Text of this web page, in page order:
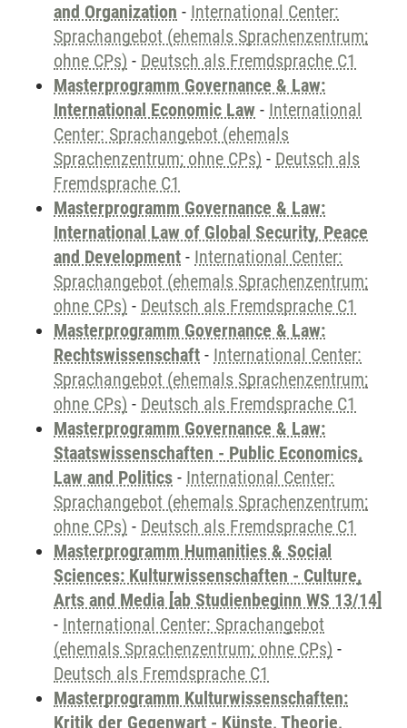
and Organization - International Center:
Sprachangebot (ehemals Sprachenzentrum;
ohne CPs) - Deutsch als Fremdsprache C1
Masterprogramm Governance & Law:
International Economic Law - International
Center: Sprachangebot (ehemals
Sprachenzentrum; ohne CPs) - Deutsch als
Fremdsprache C1
Masterprogramm Governance & Law:
International Law of Global Security, Peace
and Development - International Center:
Sprachangebot (ehemals Sprachenzentrum;
ohne CPs) - Deutsch als Fremdsprache C1
Masterprogramm Governance & Law:
Rechtswissenschaft - International Center:
Sprachangebot (ehemals Sprachenzentrum;
ohne CPs) - Deutsch als Fremdsprache C1
Masterprogramm Governance & Law:
Staatswissenschaften - Public Economics,
Law and Politics - International Center:
Sprachangebot (ehemals Sprachenzentrum;
ohne CPs) - Deutsch als Fremdsprache C1
Masterprogramm Humanities & Social
Sciences: Kulturwissenschaften - Culture,
Arts and Media [ab Studienbeginn WS 13/14]
- International Center: Sprachangebot
(ehemals Sprachenzentrum; ohne CPs) -
Deutsch als Fremdsprache C1
Masterprogramm Kulturwissenschaften:
Kritik der Gegenwart - Künste, Theorie,